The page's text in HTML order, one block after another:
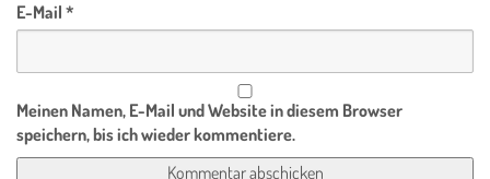
E-Mail *
Meinen Namen, E-Mail und Website in diesem Browser
speichern, bis ich wieder kommentiere.